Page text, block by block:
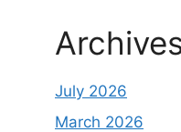
July 2026
March 2026